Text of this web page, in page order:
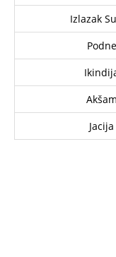
Izlazak
Podne
Akšam
Jacija